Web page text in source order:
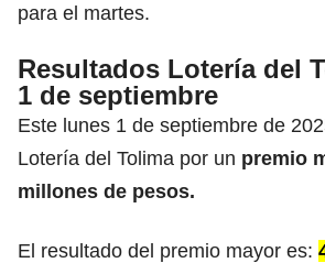
para el martes.
Resultados Lotería del
1 de septiembre
Este lunes 1 de septiembre de
Lotería del Tolima por un premio
millones de pesos.
El resultado del premio mayor es: